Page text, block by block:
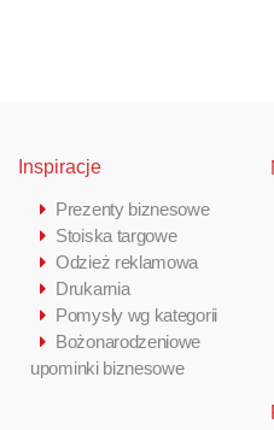
Inspiracje
Prezenty biznesowe
Stoiska targowe
Odzież reklamowa
Drukarnia
Pomysły wg kategorii
Bożonarodzeniowe
upominki biznesowe